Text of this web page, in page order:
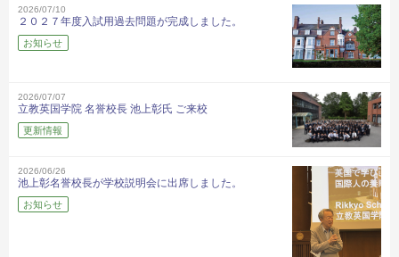
2026/07/10
２０２７年度入試用過去問題が完成しました。
お知らせ
2026/07/07
立教英国学院 名誉校長 池上彰氏 ご来校
更新情報
2026/06/26
池上彰名誉校長が学校説明会に出席しました。
お知らせ